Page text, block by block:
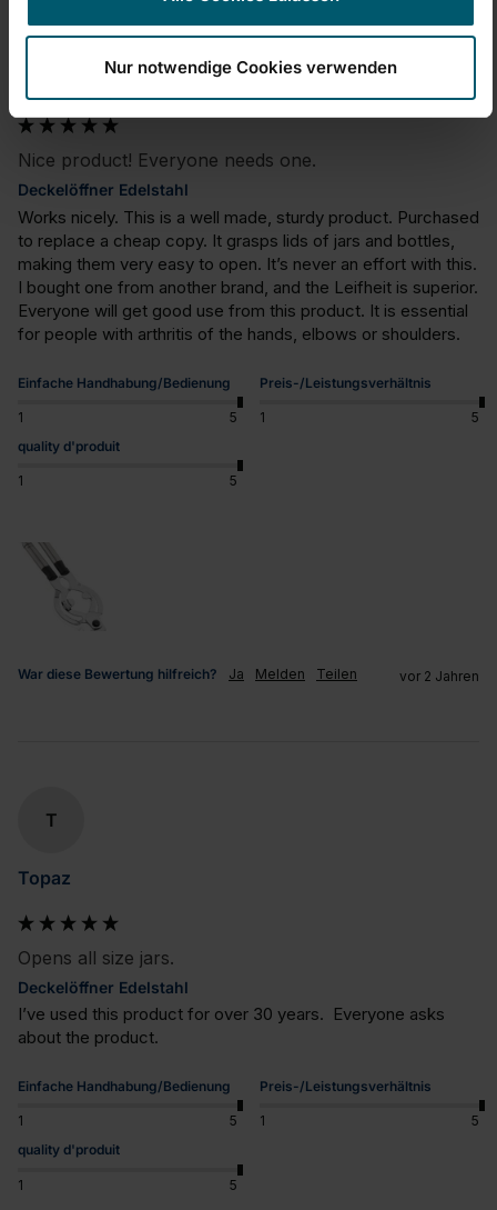
Nur notwendige Cookies verwenden
B
Nice product! Everyone needs one.
Deckelöffner Edelstahl
Works nicely. This is a well made, sturdy product. Purchased
to replace a cheap copy. It grasps lids of jars and bottles,
making them very easy to open. It’s never an effort with this.
I bought one from another brand, and the Leifheit is superior.
Everyone will get good use from this product. It is essential
for people with arthritis of the hands, elbows or shoulders.
Einfache Handhabung/Bedienung
1 5
Preis-/Leistungsverhältnis
1
5
quality d'produit
1 5
War diese Bewertung hilfreich? Ja Melden Teilen vor 2 Jahren
T
Topaz
Opens all size jars.
Deckelöffner Edelstahl
I’ve used this product for over 30 years.  Everyone asks
about the product.
Einfache Handhabung/Bedienung
1 5
Preis-/Leistungsverhältnis
1
5
quality d'produit
1 5